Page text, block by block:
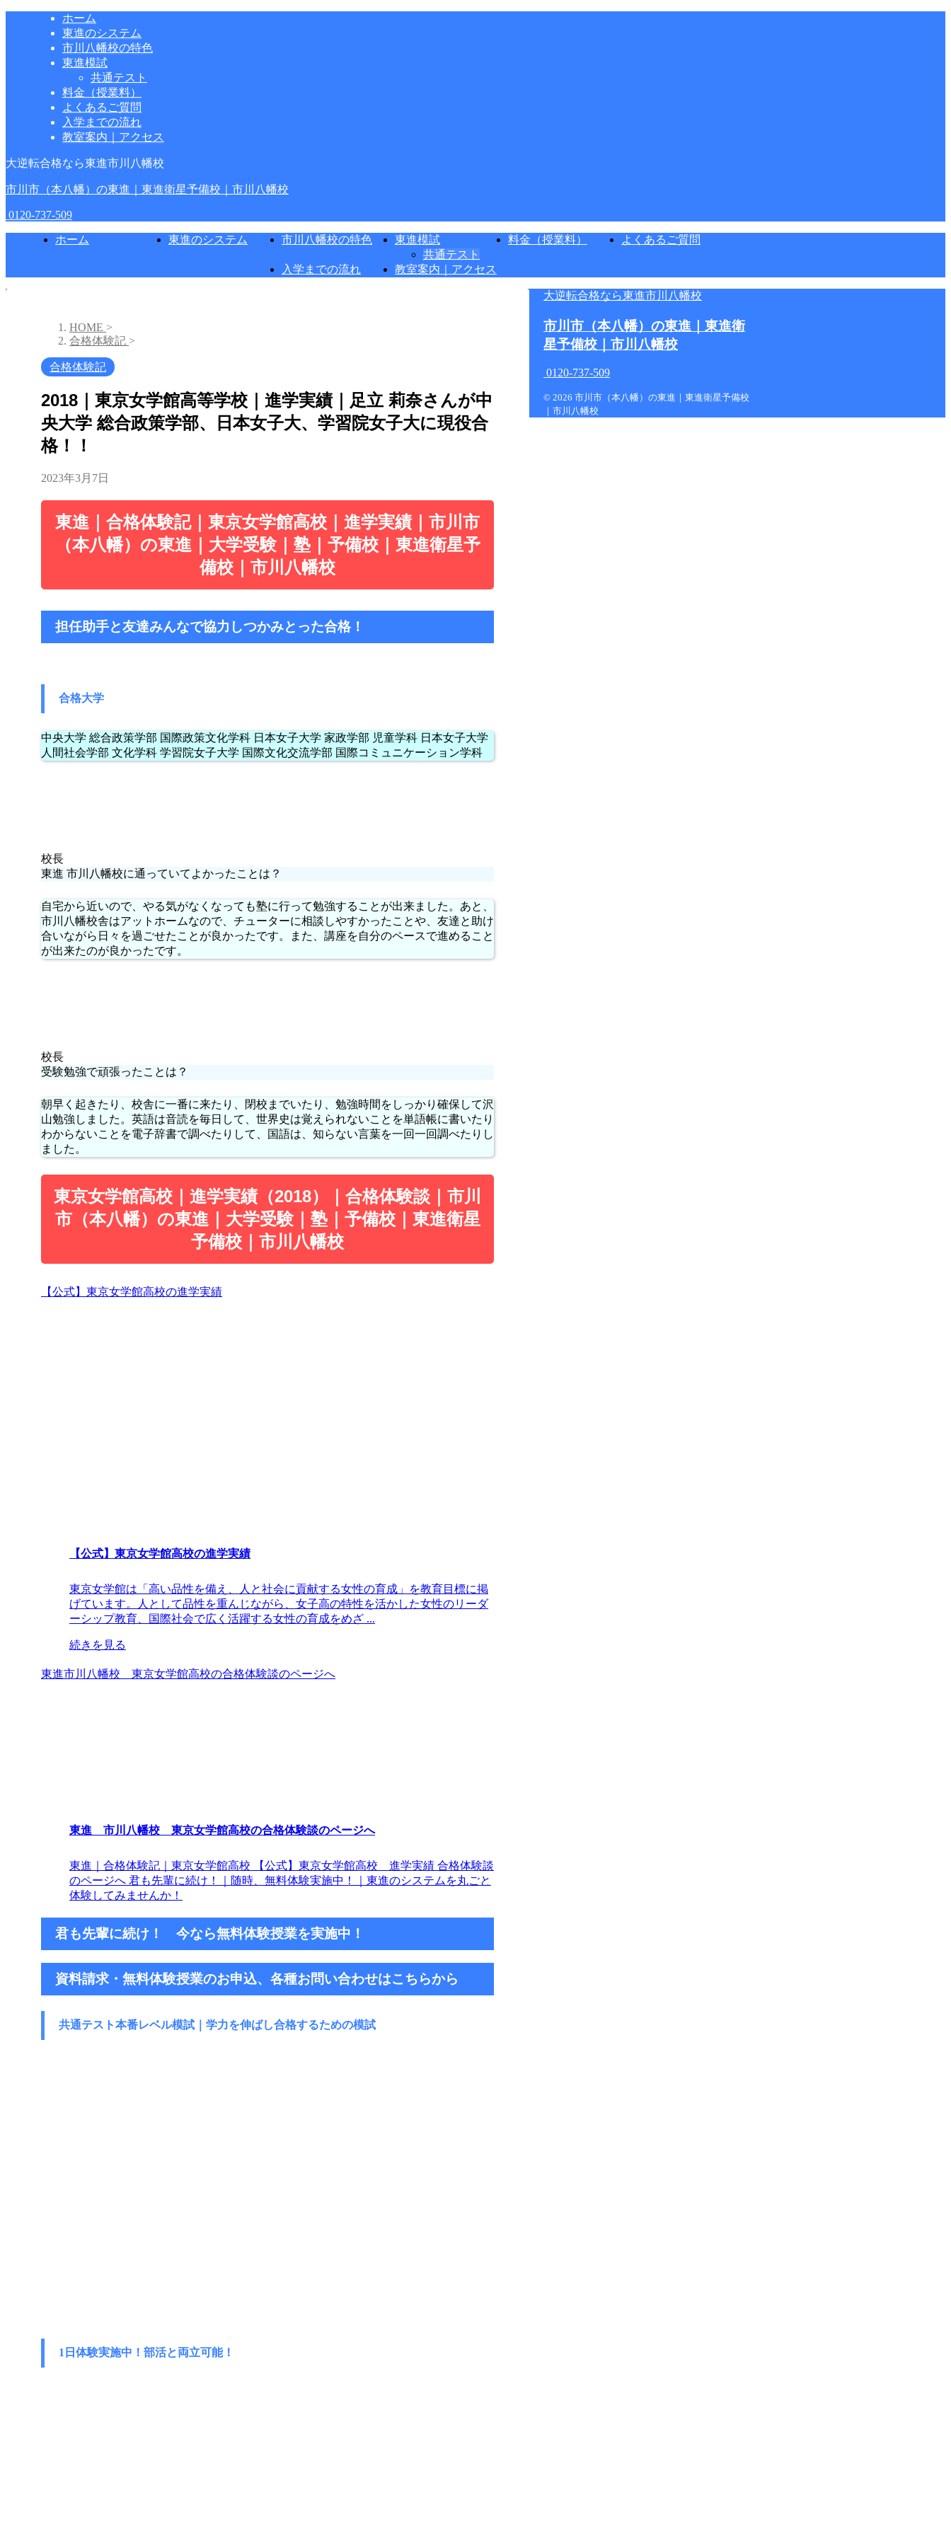
ホーム
東進のシステム
市川八幡校の特色
東進模試
共通テスト
料金（授業料）
よくあるご質問
入学までの流れ
教室案内｜アクセス
大逆転合格なら東進市川八幡校
市川市（本八幡）の東進｜東進衛星予備校｜市川八幡校
0120-737-509
ホーム 東進のシステム 市川八幡校の特色
東進模試
共通テスト
料金（授業料） よくあるご質問
入学までの流れ 教室案内｜アクセス
HOME >
合格体験記 >
合格体験記
2018｜東京女学館高等学校｜進学実績｜足立 莉奈さんが中
央大学 総合政策学部、日本女子大、学習院女子大に現役合
格！！
2023年3月7日
東進｜合格体験記｜東京女学館高校｜進学実績｜市川市
（本八幡）の東進｜大学受験｜塾｜予備校｜東進衛星予
備校｜市川八幡校
担任助手と友達みんなで協力しつかみとった合格！
合格大学
中央大学 総合政策学部 国際政策文化学科 日本女子大学 家政学部 児童学科 日本女子大学
人間社会学部 文化学科 学習院女子大学 国際文化交流学部 国際コミュニケーション学科
校長
東進 市川八幡校に通っていてよかったことは？
自宅から近いので、やる気がなくなっても塾に行って勉強することが出来ました。あと、
市川八幡校舎はアットホームなので、チューターに相談しやすかったことや、友達と助け
合いながら日々を過ごせたことが良かったです。また、講座を自分のペースで進めること
が出来たのが良かったです。
校長
受験勉強で頑張ったことは？
朝早く起きたり、校舎に一番に来たり、閉校までいたり、勉強時間をしっかり確保して沢
山勉強しました。英語は音読を毎日して、世界史は覚えられないことを単語帳に書いたり
わからないことを電子辞書で調べたりして、国語は、知らない言葉を一回一回調べたりし
ました。
東京女学館高校｜進学実績（2018）｜合格体験談｜市川
市（本八幡）の東進｜大学受験｜塾｜予備校｜東進衛星
予備校｜市川八幡校
【公式】東京女学館高校の進学実績
【公式】東京女学館高校の進学実績
東京女学館は「高い品性を備え、人と社会に貢献する女性の育成」を教育目標に掲
げています。人として品性を重んじながら、女子高の特性を活かした女性のリーダ
ーシップ教育、国際社会で広く活躍する女性の育成をめざ ...
続きを見る
東進市川八幡校 東京女学館高校の合格体験談のページへ
東進 市川八幡校 東京女学館高校の合格体験談のページへ
東進｜合格体験記｜東京女学館高校 【公式】東京女学館高校 進学実績 合格体験談
のページへ 君も先輩に続け！｜随時、無料体験実施中！｜東進のシステムを丸ごと
体験してみませんか！
君も先輩に続け！ 今なら無料体験授業を実施中！
資料請求・無料体験授業のお申込、各種お問い合わせはこちらから
共通テスト本番レベル模試｜学力を伸ばし合格するための模試
1日体験実施中！部活と両立可能！
大逆転合格なら東進市川八幡校
市川市（本八幡）の東進｜東進衛
星予備校｜市川八幡校
0120-737-509
© 2026 市川市（本八幡）の東進｜東進衛星予備校
｜市川八幡校